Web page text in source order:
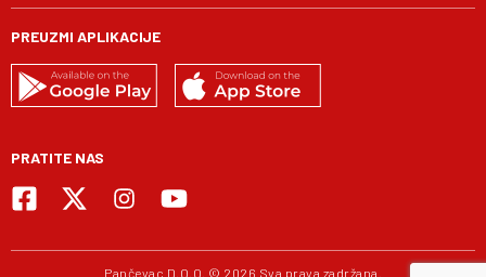
PREUZMI APLIKACIJE
PRATITE NAS
Pančevac D.O.O. © 2026 Sva prava zadržana.